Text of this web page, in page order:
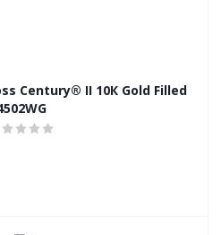
Century® II 10К Gold Filled